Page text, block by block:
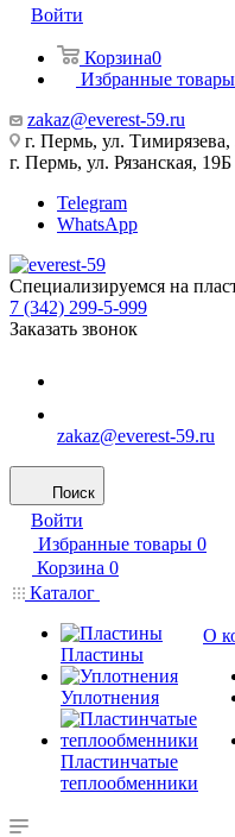
Войти
Корзина0
Избранные товары
zakaz@everest-59.ru
г. Пермь, ул. Тимирязева,
г. Пермь, ул. Рязанская, 19Б
Telegram
WhatsApp
Специализируемся на
7 (342) 299-5-999
Заказать звонок
zakaz@everest-59.ru
Поиск
Войти
Избранные товары 0
Корзина 0
Каталог
Пластины
Уплотнения
Пластинчатые
теплообменники
О